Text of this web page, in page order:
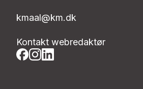
kmaal@km.dk
Kontakt webredaktør